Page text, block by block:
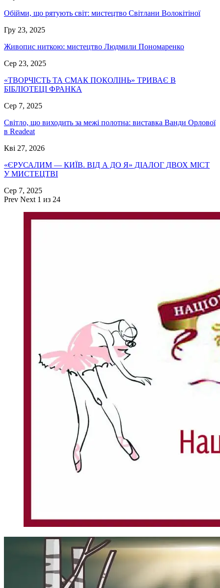
Обійми, що рятують світ: мистецтво Світлани Волокітіної
Гру 23, 2025
Живопис ниткою: мистецтво Людмили Пономаренко
Сер 23, 2025
«ТВОРЧІСТЬ ТА СМАК ПОКОЛІНЬ» ТРИВАЄ В
БІБЛІОТЕЦІ ФРАНКА
Сер 7, 2025
Світло, що виходить за межі полотна: виставка Ванди Орлової
в Readeat
Кві 27, 2026
«ЄРУСАЛИМ — КИЇВ. ВІД А ДО Я» ДІАЛОГ ДВОХ МІСТ
У МИСТЕЦТВІ
Сер 7, 2025
Prev Next 1 из 24